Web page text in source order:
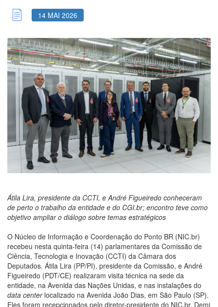
14 MAI 2026
Átila Lira, presidente da CCTI, e André Figueiredo conheceram
de perto o trabalho da entidade e do CGI.br; encontro teve como
objetivo ampliar o diálogo sobre temas estratégicos
O Núcleo de Informação e Coordenação do Ponto BR (NIC.br)
recebeu nesta quinta-feira (14) parlamentares da Comissão de
Ciência, Tecnologia e Inovação (CCTI) da Câmara dos
Deputados. Átila Lira (PP/PI), presidente da Comissão, e André
Figueiredo (PDT/CE) realizaram visita técnica na sede da
entidade, na Avenida das Nações Unidas, e nas instalações do
data centerlocalizado na Avenida João Dias, em São Paulo (SP).
Eles foram recepcionados pelo diretor-presidente do NIC.br, Demi